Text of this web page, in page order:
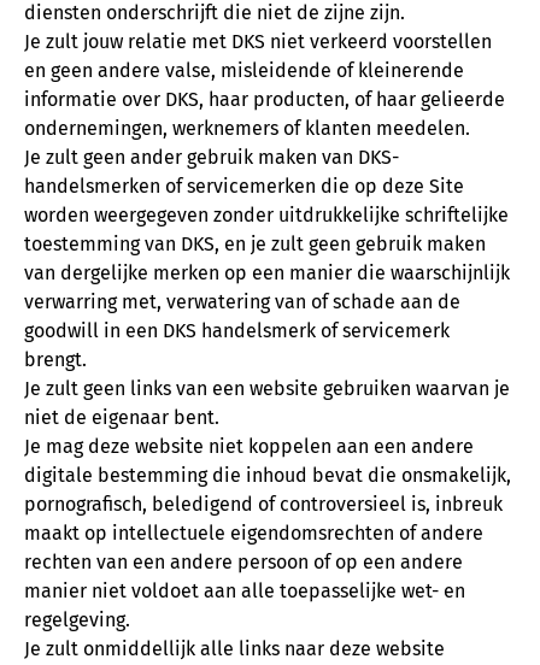
diensten onderschrijft die niet de zijne zijn.
Je zult jouw relatie met DKS niet verkeerd voorstellen
en geen andere valse, misleidende of kleinerende
informatie over DKS, haar producten, of haar gelieerde
ondernemingen, werknemers of klanten meedelen.
Je zult geen ander gebruik maken van DKS-
handelsmerken of servicemerken die op deze Site
worden weergegeven zonder uitdrukkelijke schriftelijke
toestemming van DKS, en je zult geen gebruik maken
van dergelijke merken op een manier die waarschijnlijk
verwarring met, verwatering van of schade aan de
goodwill in een DKS handelsmerk of servicemerk
brengt.
Je zult geen links van een website gebruiken waarvan je
niet de eigenaar bent.
Je mag deze website niet koppelen aan een andere
digitale bestemming die inhoud bevat die onsmakelijk,
pornografisch, beledigend of controversieel is, inbreuk
maakt op intellectuele eigendomsrechten of andere
rechten van een andere persoon of op een andere
manier niet voldoet aan alle toepasselijke wet- en
regelgeving.
Je zult onmiddellijk alle links naar deze website